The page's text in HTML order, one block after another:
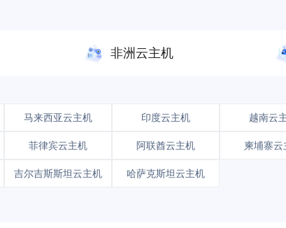
非洲云主机
马来西亚云主机 印度云主机 越南云
菲律宾云主机 阿联酋云主机 柬埔寨云
吉尔吉斯斯坦云主机 哈萨克斯坦云主机